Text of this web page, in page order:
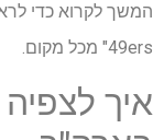
49ers" מכל מקום.